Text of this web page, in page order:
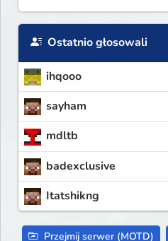
Ostatnio głosowali
ihqooo
sayham
mdltb
badexclusive
Itatshikng
Przejmij serwer (MOTD)